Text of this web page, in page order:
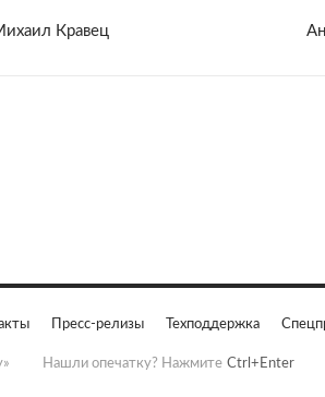
Кравец
Пресс-релизы Техподдержка
Нашли опечатку? Нажмите Ctrl+Enter